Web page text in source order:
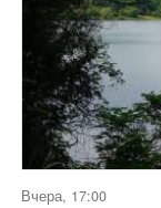
Вчера, 17:00